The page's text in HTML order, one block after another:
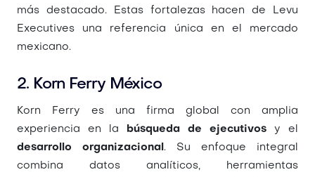
más destacado. Estas fortalezas hacen de Levu
Executives una referencia única en el mercado
mexicano.
2. Korn Ferry México
Korn Ferry es una firma global con amplia
experiencia en la búsqueda de ejecutivos y el
desarrollo organizacional . Su enfoque integral
combina datos analíticos, herramientas